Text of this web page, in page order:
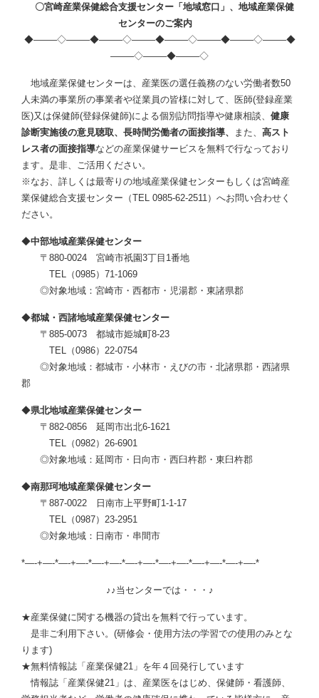
〇宮崎産業保健総合支援センター「地域窓口」、地域産業保健
センターのご案内
◆——–◇——–◆——–◇——–◆——–◇——–◆——–◇——–◆
——–◇——–◆——–◇
地域産業保健センターは、産業医の選任義務のない労働者数50
人未満の事業所の事業者や従業員の皆様に対して、医師(登録産業
医)又は保健師(登録保健師)による個別訪問指導や健康相談、 健康
診断実施後の意見聴取、長時間労働者の面接指導、
また、 高スト
レス者の面接指導などの産業保健サービスを無料で行なっており
ます。是非、ご活用ください。
※なお、詳しくは最寄りの地域産業保健センターもしくは宮崎産
業保健総合支援センター（TEL 0985-62-2511）へお問い合わせく
ださい。
◆中部地域産業保健センター
〒880-0024 宮崎市祇園3丁目1番地
TEL（0985）71-1069
◎対象地域：宮崎市・西都市・児湯郡・東諸県郡
◆都城・西諸地域産業保健センター
〒885-0073 都城市姫城町8-23
TEL（0986）22-0754
◎対象地域：都城市・小林市・えびの市・北諸県郡・西諸県
郡
◆県北地域産業保健センター
〒882-0856 延岡市出北6-1621
TEL（0982）26-6901
◎対象地域：延岡市・日向市・西臼杵郡・東臼杵郡
◆南那珂地域産業保健センター
〒887-0022 日南市上平野町1-1-17
TEL（0987）23-2951
◎対象地域：日南市・串間市
*—-+—-*—-+—-*—-+—-*—-+—-*—-+—-*—-+—-*—-+—-*
♪♪当センターでは・・・♪
★産業保健に関する機器の貸出を無料で行っています。
是非ご利用下さい。(研修会・使用方法の学習での使用のみとな
ります)
★無料情報誌「産業保健21」を年４回発行しています
情報誌「産業保健21」は、産業医をはじめ、保健師・看護師、